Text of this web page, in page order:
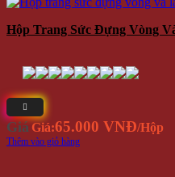
Hộp Trang Sức Đựng Vòng
Giá Giá:65.000 VNĐ/Hộp
Thêm vào giỏ hàng